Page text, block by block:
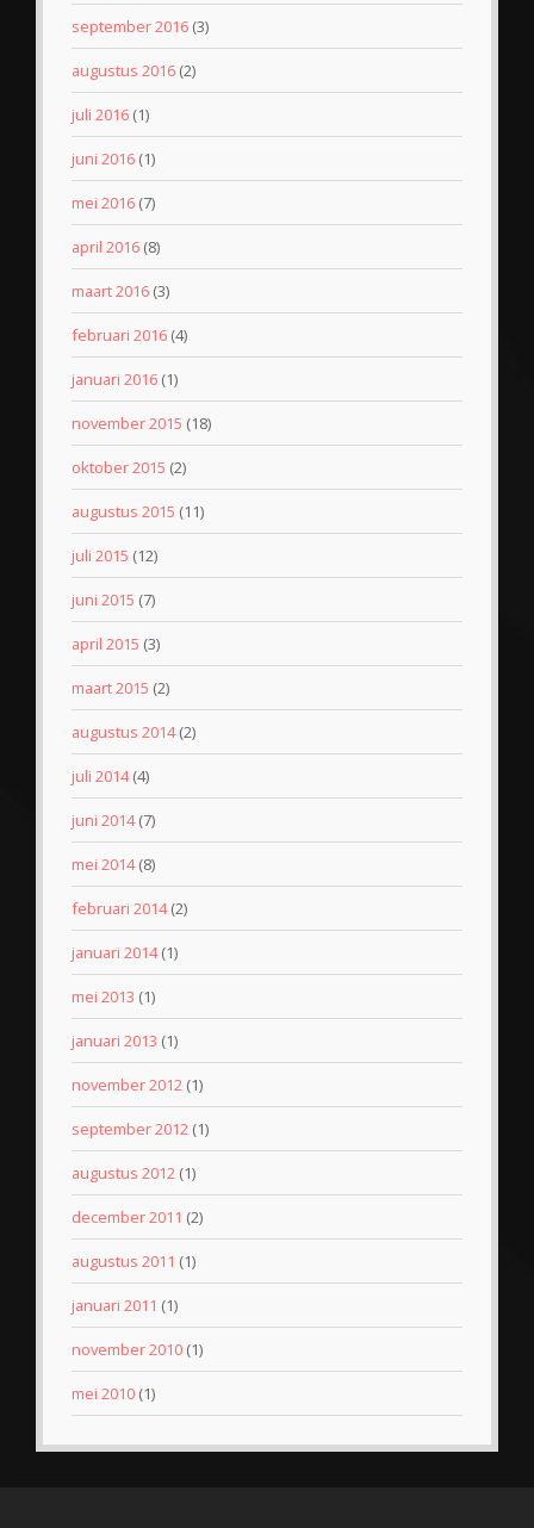
september 2016 (3)
augustus 2016 (2)
juli 2016 (1)
juni 2016 (1)
mei 2016 (7)
april 2016 (8)
maart 2016 (3)
februari 2016 (4)
januari 2016 (1)
november 2015 (18)
oktober 2015 (2)
augustus 2015 (11)
juli 2015 (12)
juni 2015 (7)
april 2015 (3)
maart 2015 (2)
augustus 2014(2)
juli 2014(4)
juni 2014(7)
mei 2014(8)
februari 2014(2)
januari 2014(1)
mei 2013 (1)
januari 2013 (1)
november 2012 (1)
september 2012 (1)
augustus 2012 (1)
december 2011 (2)
augustus 2011 (1)
januari 2011 (1)
november 2010 (1)
mei 2010 (1)